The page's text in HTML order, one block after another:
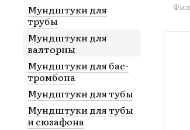
Мундштуки для
трубы
Мундштуки для
валторны
Мундштуки для бас-
тромбона
Мундштуки для тубы
Мундштуки для тубы
и сюзафона